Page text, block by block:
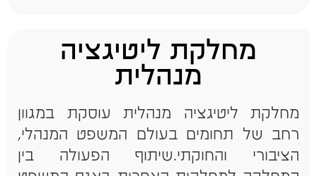
מחלקת ליטיגציה
מנהלית
מחלקת ליטיגציה מנהלית עוסקת במגוון
רחב של תחומים בעולם המשפט המנהלי,
הציבורי והחוקתי.שיתוף הפעולה בין